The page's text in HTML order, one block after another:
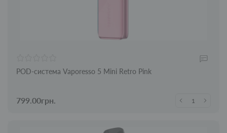
POD-система Vaporesso 5 Mini Retro Pink
799.00грн.